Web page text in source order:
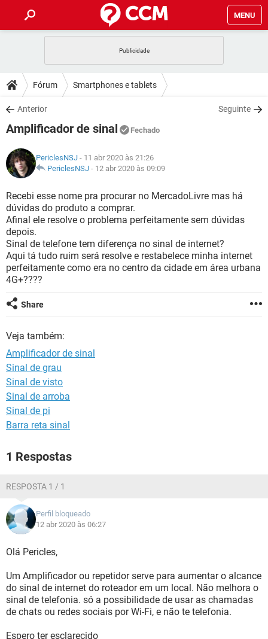
MENU
CELULAR FACEBOOK
OUTLOOK
INSTAGRAM GMAIL
GUIA DE COMPRAS
DICAS
JOGOS WHATSAPP
INSTAGRAM GMAIL
GUIA DE COMPRAS
DOWNLOADS
JOGOS WHATSAPP
CELULAR
OUTLOOK EXCEL
INSTAGRAM GMAIL
GUIA DE COMPRAS
FÓRUM
JOGOS WHATSAPP
CELULAR
OUTLOOK EXCEL
INSTAGRAM GMAIL
GUIA DE COMPRAS
GLOSSÁRIO
JOGOS WHATSAPP
CELULAR
OUTLOOK
INSTAGRAM GMAIL
GUIA DE COMPRAS
Fórum Smartphones e tablets
Anterior Seguinte
Amplificador de sinal Fechado
PericlesNSJ - 11 abr 2020 às 21:26
PericlesNSJ - 12 abr 2020 às 09:09
Recebi esse nome pra procurar no MercadoLivre mas há
dúvidas do produto a comprar.
Afinal ele resolve o problema perfeitamente sem dúvidas
depois.
Sinal de telefone tem diferença no sinal de internet?
Aqui tá tudo ruim será resolve e restabelece minha internet
perfeitamente como era no centro da cidade em área urbana
4G+????
Share
Veja também:
Amplificador de sinal
Sinal de grau
Sinal de visto
Sinal de arroba
Sinal de pi
Barra reta sinal
1 Respostas
RESPOSTA 1 / 1
Perfil bloqueado
12 abr 2020 às 06:27
Olá Pericles,
Um Amplificador ou repetidor serve para aumentar o alcance
do sinal de internet do roteador em um local. Não melhora o
sinal de telefonia. só a possibilidade de usar as chamadas
de chats ou redes sociais por Wi-Fi, e não te telefonia.
Espero ter esclarecido